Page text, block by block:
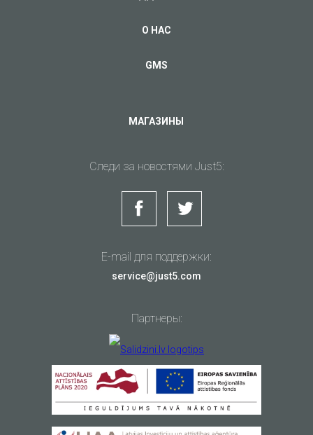
О НАС
GMS
МАГАЗИНЫ
Следи за новостями Just5:
E-mail для поддержки:
service@just5.com
Партнеры: